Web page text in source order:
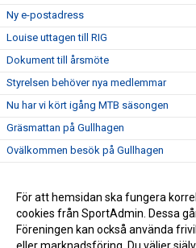
Ny e-postadress
Louise uttagen till RIG
Dokument till årsmöte
Styrelsen behöver nya medlemmar
Nu har vi kört igång MTB säsongen
Gräsmattan på Gullhagen
Ovälkommen besök på Gullhagen
Juni Söderström från Almunge IK till
Nyklippt!
För att hemsidan ska fungera
cookies från SportAdmin. Dessa
Föreningen kan också använda